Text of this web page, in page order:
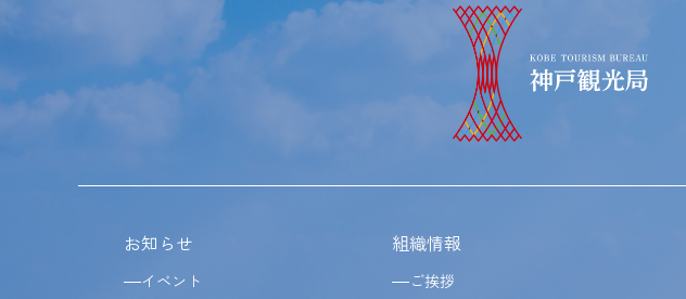
お知らせ
イベント
組織情報
ご挨拶